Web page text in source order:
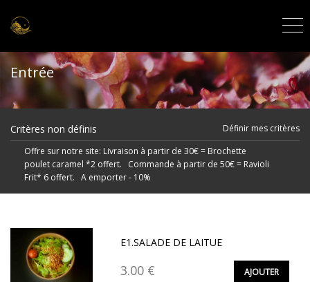
Entrée
Critères non définis
Définir mes critères
Offre sur notre site: Livraison à partir de 30€ = Brochette
poulet caramel *2 offert. Commande à partir de 50€ = Ravioli
Frit* 6 offert. A emporter - 10%
E1.SALADE DE LAITUE
3.00 € AJOUTER